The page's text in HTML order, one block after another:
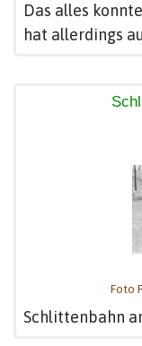
Das alles
hat allerdings
Foto
Schlittenbahn